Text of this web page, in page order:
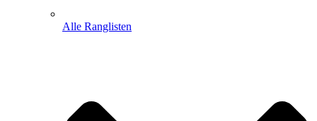
Alle Ranglisten